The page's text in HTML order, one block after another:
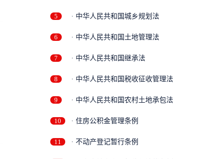
5 · 中华人民共和国城乡规划法
6 · 中华人民共和国土地管理法
7 · 中华人民共和国继承法
8 · 中华人民共和国税收征收管理法
9 · 中华人民共和国农村土地承包法
10 · 住房公积金管理条例
11 · 不动产登记暂行条例